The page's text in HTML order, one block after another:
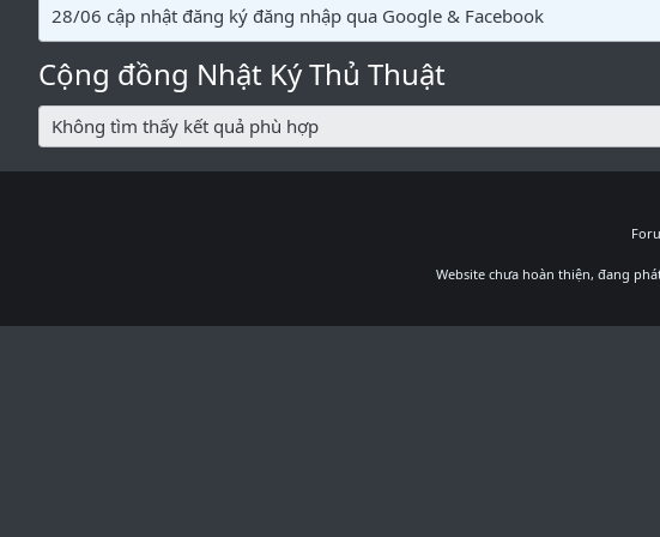
28/06 cập nhật đăng ký đăng nhập qua Google & Facebook
Cộng đồng Nhật Ký Thủ Thuật
Không tìm thấy kết quả phù hợp
Website chưa hoàn thiện, đang